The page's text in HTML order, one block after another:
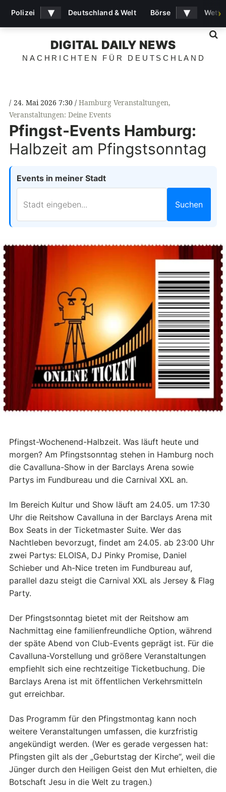
DIGITAL DAILY NEWS
NACHRICHTEN FÜR DEUTSCHLAND
24. Mai 2026 7:30 Hamburg Veranstaltungen,
Veranstaltungen: Deine Events
Pfingst-Events Hamburg:
Halbzeit am Pfingstsonntag
Events in meiner Stadt
Suchen
Pfingst-Wochenend-Halbzeit. Was läuft heute und
morgen? Am Pfingstsonntag stehen in Hamburg noch
die Cavalluna-Show in der Barclays Arena sowie
Partys im Fundbureau und die Carnival XXL an.
Im Bereich Kultur und Show läuft am 24.05. um 17:30
Uhr die Reitshow Cavalluna in der Barclays Arena mit
Box Seats in der Ticketmaster Suite. Wer das
Nachtleben bevorzugt, findet am 24.05. ab 23:00 Uhr
zwei Partys: ELOISA, DJ Pinky Promise, Daniel
Schieber und Ah-Nice treten im Fundbureau auf,
parallel dazu steigt die Carnival XXL als Jersey & Flag
Party.
Der Pfingstsonntag bietet mit der Reitshow am
Nachmittag eine familienfreundliche Option, während
der späte Abend von Club-Events geprägt ist. Für die
Cavalluna-Vorstellung und größere Veranstaltungen
empfiehlt sich eine rechtzeitige Ticketbuchung. Die
Barclays Arena ist mit öffentlichen Verkehrsmitteln
gut erreichbar.
Das Programm für den Pfingstmontag kann noch
weitere Veranstaltungen umfassen, die kurzfristig
angekündigt werden. (Wer es gerade vergessen hat:
Pfingsten gilt als der „Geburtstag der Kirche“, weil die
Jünger durch den Heiligen Geist den Mut erhielten, die
Botschaft Jesu in die Welt zu tragen.)
Polizei ▾ Deutschland & Welt Börse ▾ ›